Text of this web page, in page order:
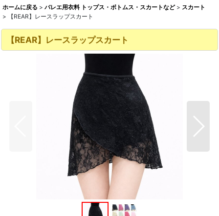
ホームに戻る > バレエ用衣料 トップス・ボトムス・スカートなど > スカート
>
【REAR】レースラップスカート
【REAR】レースラップスカート